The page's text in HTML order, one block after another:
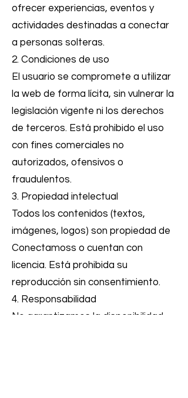
ofrecer experiencias, eventos y
actividades destinadas a conectar
a personas solteras.
2. Condiciones de uso
El usuario se compromete a utilizar
la web de forma lícita, sin vulnerar la
legislación vigente ni los derechos
de terceros. Está prohibido el uso
con fines comerciales no
autorizados, ofensivos o
fraudulentos.
3. Propiedad intelectual
Todos los contenidos (textos,
imágenes, logos) son propiedad de
Conectamoss o cuentan con
licencia. Está prohibida su
reproducción sin consentimiento.
4. Responsabilidad
No garantizamos la disponibilidad